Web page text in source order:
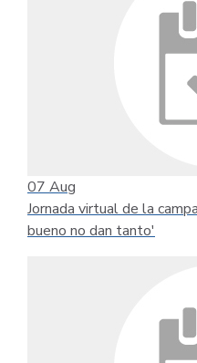
07 Aug
Jornada virtual de la
bueno no dan tanto'